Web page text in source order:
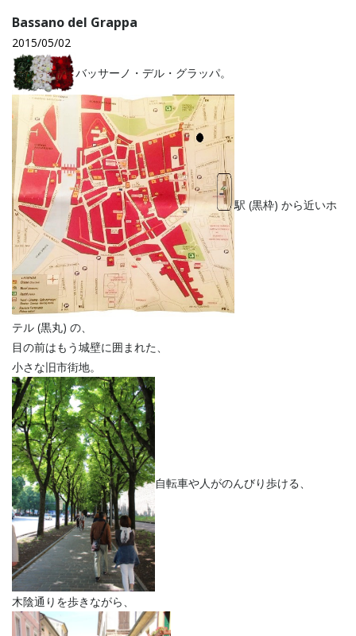
Bassano del Grappa
2015/05/02
バッサーノ・デル・グラッパ。
駅 (黒枠) から近いホ
テル (黒丸) の、
目の前はもう城壁に囲まれた、
小さな旧市街地。
自転車や人がのんびり歩ける、
木陰通りを歩きながら、